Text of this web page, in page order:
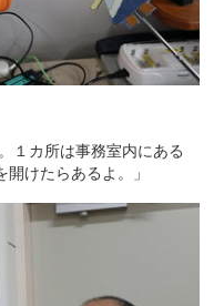
１カ所は事務室内にある
けたらあるよ。」